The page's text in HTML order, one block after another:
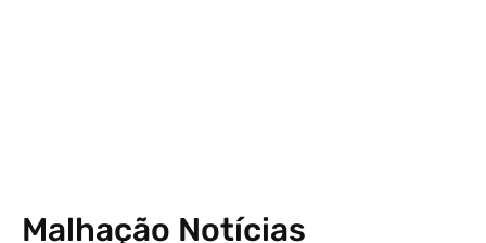
Malhação Notícias